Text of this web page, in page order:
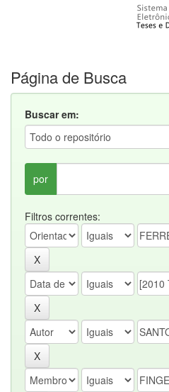
Página de Busca
Buscar em:
por
Filtros correntes: